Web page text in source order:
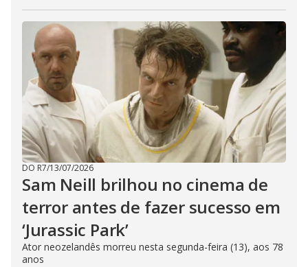
DO R7/13/07/2026
Sam Neill brilhou no cinema de
terror antes de fazer sucesso em
‘Jurassic Park’
Ator neozelandês morreu nesta segunda-feira (13), aos 78
anos